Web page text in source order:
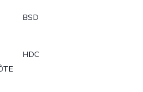
BSD
HDC